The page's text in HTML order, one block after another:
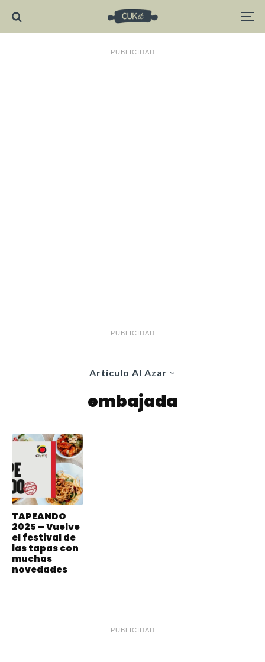
PUBLICIDAD
PUBLICIDAD
Artículo Al Azar
embajada
TAPEANDO
2025 – Vuelve
el festival de
las tapas con
muchas
novedades
PUBLICIDAD